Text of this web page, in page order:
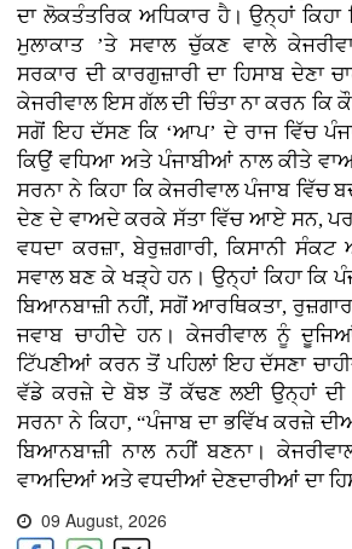
ਦਾ ਲੋਕਤੰਤਰਿਕ ਅਧਿਕਾਰ ਹੈ। ਉਨ੍ਹਾਂ ਕਿਹਾ
ਮੁਲਾਕਾਤ ’ਤੇ ਸਵਾਲ ਚੁੱਕਣ ਵਾਲੇ
ਸਰਕਾਰ ਦੀ ਕਾਰਗੁਜ਼ਾਰੀ ਦਾ ਹਿਸਾਬ ਦੇਣਾ
ਕੇਜਰੀਵਾਲ ਇਸ ਗੱਲ ਦੀ ਚਿੰਤਾ ਨਾ ਕਰਨ ਕਿ
ਸਗੋਂ ਇਹ ਦੱਸਣ ਕਿ ‘ਆਪ’ ਦੇ ਰਾਜ ਵਿੱਚ
ਕਿਉਂ ਵਧਿਆ ਅਤੇ ਪੰਜਾਬੀਆਂ ਨਾਲ ਕੀਤੇ
ਸਰਨਾ ਨੇ ਕਿਹਾ ਕਿ ਕੇਜਰੀਵਾਲ ਪੰਜਾਬ ਵਿੱਚ
ਦੇਣ ਦੇ ਵਾਅਦੇ ਕਰਕੇ ਸੱਤਾ ਵਿੱਚ ਆਏ ਸਨ,
ਵਧਦਾ ਕਰਜ਼ਾ, ਬੇਰੁਜ਼ਗਾਰੀ, ਕਿਸਾਨੀ
ਸਵਾਲ ਬਣ ਕੇ ਖੜ੍ਹੇ ਹਨ। ਉਨ੍ਹਾਂ ਕਿਹਾ ਕਿ
ਬਿਆਨਬਾਜ਼ੀ ਨਹੀਂ, ਸਗੋਂ ਆਰਥਿਕਤਾ,
ਜਵਾਬ ਚਾਹੀਦੇ ਹਨ। ਕੇਜਰੀਵਾਲ ਨੂੰ
ਟਿੱਪਣੀਆਂ ਕਰਨ ਤੋਂ ਪਹਿਲਾਂ ਇਹ ਦੱਸਣਾ
ਵੱਡੇ ਕਰਜ਼ੇ ਦੇ ਬੋਝ ਤੋਂ ਕੱਢਣ ਲਈ ਉਨ੍ਹਾਂ ਦੀ
ਸਰਨਾ ਨੇ ਕਿਹਾ, “ਪੰਜਾਬ ਦਾ ਭਵਿੱਖ ਕਰਜ਼ੇ
ਬਿਆਨਬਾਜ਼ੀ ਨਾਲ ਨਹੀਂ ਬਣਨਾ।
ਵਾਅਦਿਆਂ ਅਤੇ ਵਧਦੀਆਂ ਦੇਣਦਾਰੀਆਂ ਦਾ
09 August, 2026